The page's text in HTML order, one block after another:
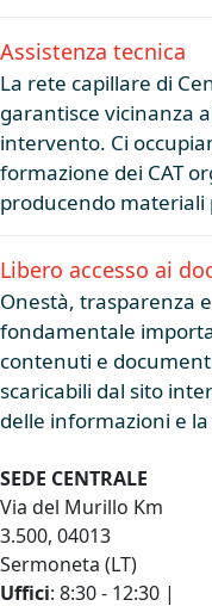
Assistenza tecnica
La rete capillare di
garantisce vicinanza
intervento. Ci
formazione dei CAT
producendo materiali
Libero accesso ai
Onestà, trasparenza
fondamentale
contenuti e
scaricabili dal sito
delle informazioni e
SEDE CENTRALE
Via del Murillo Km
3.500, 04013
Sermoneta (LT)
Uffici: 8:30 - 12:30 |